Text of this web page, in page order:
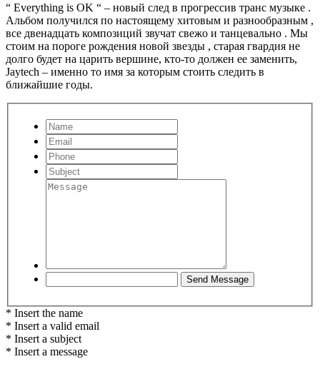
“ Everything is OK “ – новый след в прогрессив транс музыке .
Альбом получился по настоящему хитовым и разнообразным ,
все двенадцать композиций звучат свежо и танцевально . Мы
стоим на пороге рождения новой звезды , старая гвардия не
долго будет на царить вершине, кто-то должен ее заменить,
Jaytech – именно то имя за которым стоить следить в
ближайшие годы.
* Insert the name
* Insert a valid email
* Insert a subject
* Insert a message